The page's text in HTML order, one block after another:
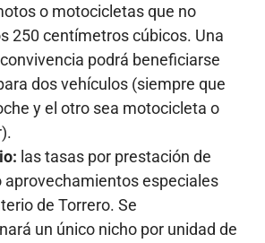
o motocicletas que no
250 centímetros cúbicos. Una
podrá beneficiarse
dos vehículos (siempre que
y el otro sea motocicleta o
las tasas por prestación de
aprovechamientos especiales
de Torrero. Se
un único nicho por unidad de